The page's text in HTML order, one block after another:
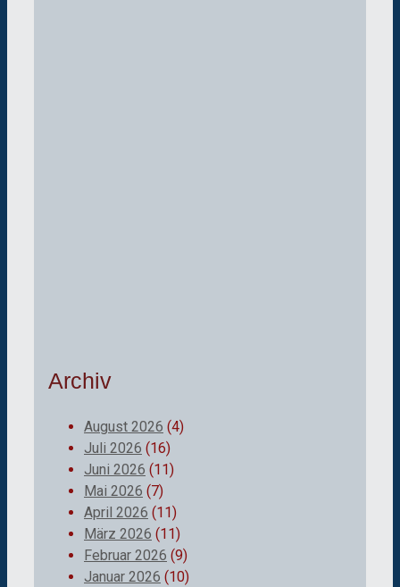
Archiv
August 2026 (4)
Juli 2026 (16)
Juni 2026 (11)
Mai 2026 (7)
April 2026 (11)
März 2026 (11)
Februar 2026 (9)
Januar 2026 (10)